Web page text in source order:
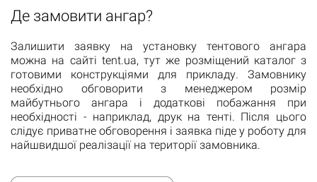
Де замовити ангар?
Залишити заявку на установку тентового ангара
можна на сайті tent.ua, тут же розміщений каталог з
готовими конструкціями для прикладу. Замовнику
необхідно обговорити з менеджером розмір
майбутнього ангара і додаткові побажання при
необхідності - наприклад, друк на тенті. Після цього
слідує приватне обговорення і заявка піде у роботу для
найшвидшої реалізації на території замовника.